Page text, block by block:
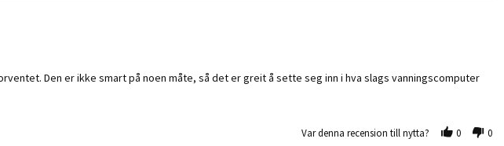
Den er ikke smart på noen måte, så det er greit å sette seg inn i hva slags vanningscomputer
Var denna recension till nytta? 0 0